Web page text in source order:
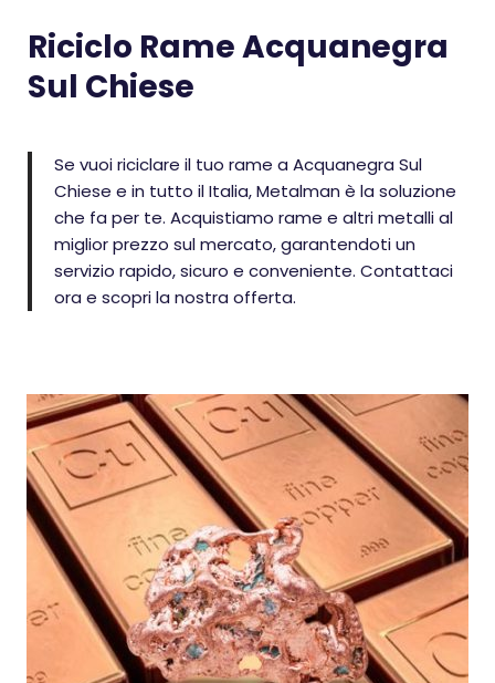
Riciclo Rame Acquanegra
Sul Chiese
Se vuoi riciclare il tuo rame a Acquanegra Sul
Chiese e in tutto il Italia, Metalman è la soluzione
che fa per te. Acquistiamo rame e altri metalli al
miglior prezzo sul mercato, garantendoti un
servizio rapido, sicuro e conveniente. Contattaci
ora e scopri la nostra offerta.